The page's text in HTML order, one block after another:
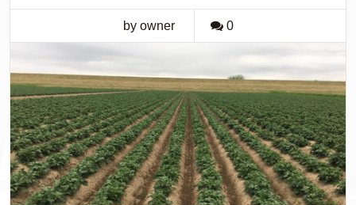
by owner 0